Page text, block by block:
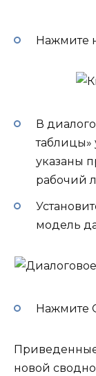
Нажмите
В
таблицы»
указаны
рабочий
модель
Нажмите
новой